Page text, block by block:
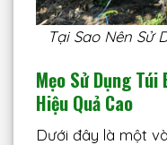
Tại Sao Nên Sử
Mẹo Sử Dụng
Hiệu Quả Cao
Dưới đây là một